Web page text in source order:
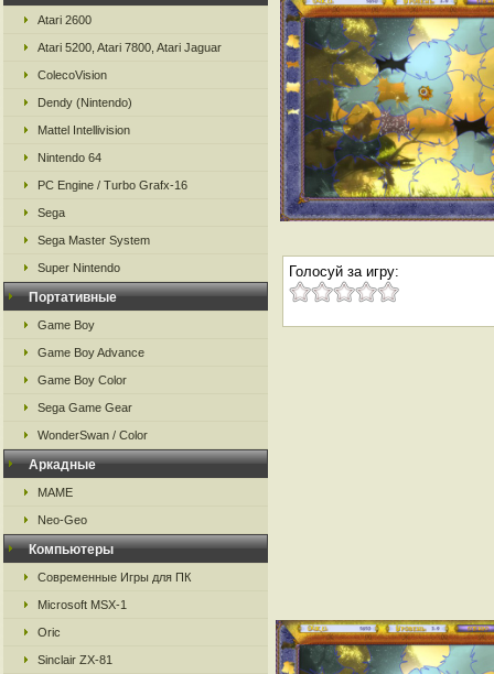
Atari 2600
Atari 5200, Atari 7800, Atari Jaguar
ColecoVision
Dendy (Nintendo)
Mattel Intellivision
Nintendo 64
PC Engine / Turbo Grafx-16
Sega
Sega Master System
Super Nintendo
Портативные
Game Boy
Game Boy Advance
Game Boy Color
Sega Game Gear
WonderSwan / Color
Аркадные
MAME
Neo-Geo
Компьютеры
Современные Игры для ПК
Microsoft MSX-1
Oric
Sinclair ZX-81
Голосуй за игру: